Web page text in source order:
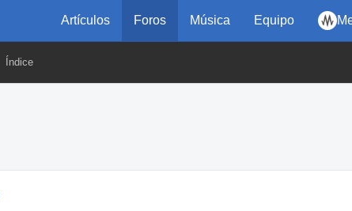
Artículos Foros Música Equipo
Índice